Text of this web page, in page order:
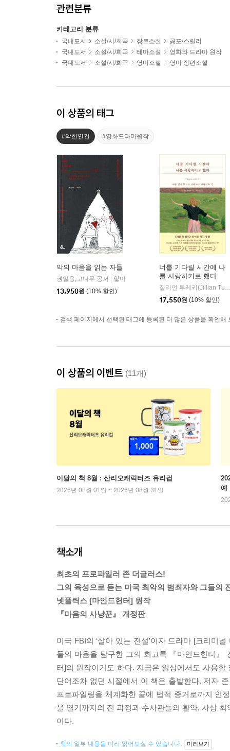
관련분류
카테고리 분류
국내도서 소설/시/희곡 장르소설
공포/스릴러
국내도서
소설/시/희곡 테마소설
영화와 드라마 원작
국내도서
소설/시/희곡 영미소설 영미 장편소설
이 상품의 태그
#악한인간 #영화드라마원작
악의 마음을 읽는 자들
권일용,고나무 공저
알마
13,950원 (10% 할인)
너를 기다릴 시간에 나
를 사랑하기로 했다
질리언 투레키(Jillian
17,550원 (10% 할인)
검색 페이지에서 선택된 태그에 등록된 더 많은 상품을 확인해
이 상품의 이벤트 (11개)
이달의 책 8월 : 산리오캐릭터즈 유리컵
2026년 08월 01일 ~ 2026년 08월 31일
예
책소개
최초의 프로파일러 존 더글러스!
그의 육성으로 듣는 미국 최악의 범죄자와 그들의
넷플릭스 [마인드헌터] 원작
『마음의 사냥꾼』 개정판
미국 FBI의 ‘살아 있는 전설’이자 드라마 [크리미
들의 마음을 탐구한 그의 회고록 『마인드헌터』
터]의 원작이기도 하다. 지금은 일상에서도 사용할
단어조차 없던 시절에서 이 책은 출발한다. 저자
프로파일링을 체계화한 끝에 법적 증거로까지 인
을 열기까지의 전 과정과 수사관들의 활약, 사상
이다.
책의 일부 내용을 미리 읽어보실 수 있습니다. 미리보기